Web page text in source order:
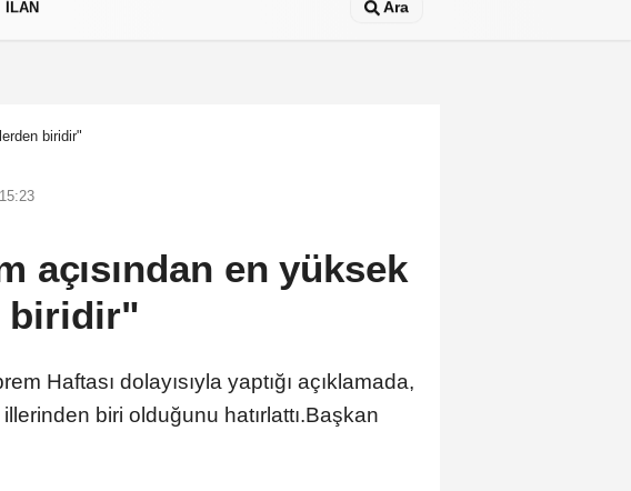
İLAN Ara
biridir"
açısından en yüksek
biridir"
Haftası dolayısıyla yaptığı açıklamada,
biri olduğunu hatırlattı.Başkan